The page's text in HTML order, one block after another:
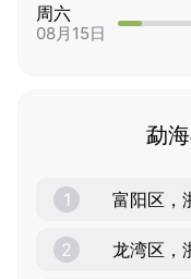
周六
08月15日
勐
1 富阳区，
2 龙湾区，